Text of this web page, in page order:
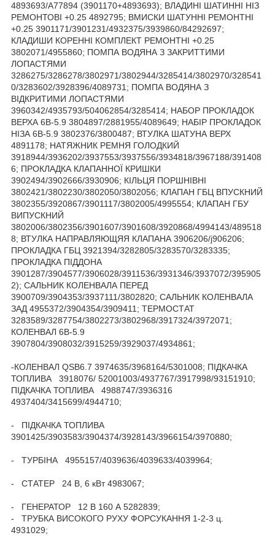
4893693/A77894 (3901170+4893693); ВЛАДИНІ ШАТИННІ НІЗ
РЕМОНТОВІ +0.25 4892795; ВМИСКИ ШАТУННІ РЕМОНТНІ
+0.25 3901171/3901231/4932375/3939860/84292697;
КЛАДИШИ КОРЕННІ КОМПЛЕКТ РЕМОНТНІ +0.25
3802071/4955860; ПОМПА ВОДЯНА З ЗАКРИТТИМИ
ЛОПАСТЯМИ
3286275/3286278/3802971/3802944/3285414/3802970/328541
0/3283602/3928396/4089731; ПОМПА ВОДЯНА З
ВІДКРИТИМИ ЛОПАСТЯМИ
3960342/4935793/504062854/3285414; НАБОР ПРОКЛАДОК
ВЕРХА 6В-5.9 3804897/2881955/4089649; НАБІР ПРОКЛАДОК
НІЗА 6В-5.9 3802376/3800487; ВТУЛКА ШАТУНА ВЕРХ
4891178; НАТЯЖНИК РЕМНЯ ГОЛОДКИЙ
3918944/3936202/3937553/3937556/3934818/3967188/391408
6; ПРОКЛАДКА КЛАПАННОЇ КРИШКИ
3902494/3902666/3930906; КІЛЬЦЯ ПОРШНІВНІ
3802421/3802230/3802050/3802056; КЛАПАН ГБЦ ВПУСКНИЙ
3802355/3920867/3901117/3802005/4995554; КЛАПАН ГБУ
ВИПУСКНИЙ
3802006/3802356/3901607/3901608/3920868/4994143/489518
8; ВТУЛКА НАПРАВЛЯЮЩЯЯ КЛАПАНА 3906206/j906206;
ПРОКЛАДКА ГБЦ 3921394/3282805/3283570/3283335;
ПРОКЛАДКА ПІДДОНА
3901287/3904577/3906028/3911536/3931346/3937072/395905
2); САЛЬНИК КОЛЕНВАЛА ПЕРЕД
3900709/3904353/3937111/3802820; САЛЬНИК КОЛЕНВАЛА
ЗАД 4955372/3904354/3909411; ТЕРМОСТАТ
3283589/3287754/3802273/3802968/3917324/3972071;
КОЛЕНВАЛ 6B-5.9
3907804/3908032/3915259/3929037/4934861;
-КОЛЕНВАЛ QSB6.7 3974635/3968164/5301008; ПІДКАЧКА
ТОПЛИВА 3918076/ 52001003/4937767/3917998/93151910;
ПІДКАЧКА ТОПЛИВА 4988747/3936316
4937404/3415699/4944710;
- ПІДКАЧКА ТОПЛИВА
3901425/3903583/3904374/3928143/3966154/3970880;
- ТУРБІНА 4955157/4039636/4039633/4039964;
- СТАТЕР 24 В, 6 кВт 4983067;
- ГЕНЕРАТОР 12 В 160 А 5282839;
- ТРУБКА ВИСОКОГО РУХУ ФОРСУКАННЯ 1-2-3 ц.
4931029;